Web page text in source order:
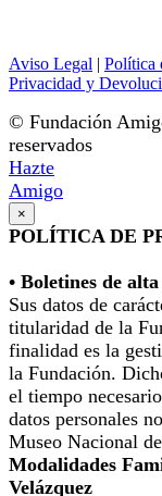
Aviso Legal | Política
Privacidad y
© Fundación
reservados
Hazte
Amigo
×
POLÍTICA DE
• Boletines de alta
Sus datos de
titularidad de la
finalidad es la
la Fundación.
el tiempo
datos personales
Museo Nacional
Modalidades
Velázquez